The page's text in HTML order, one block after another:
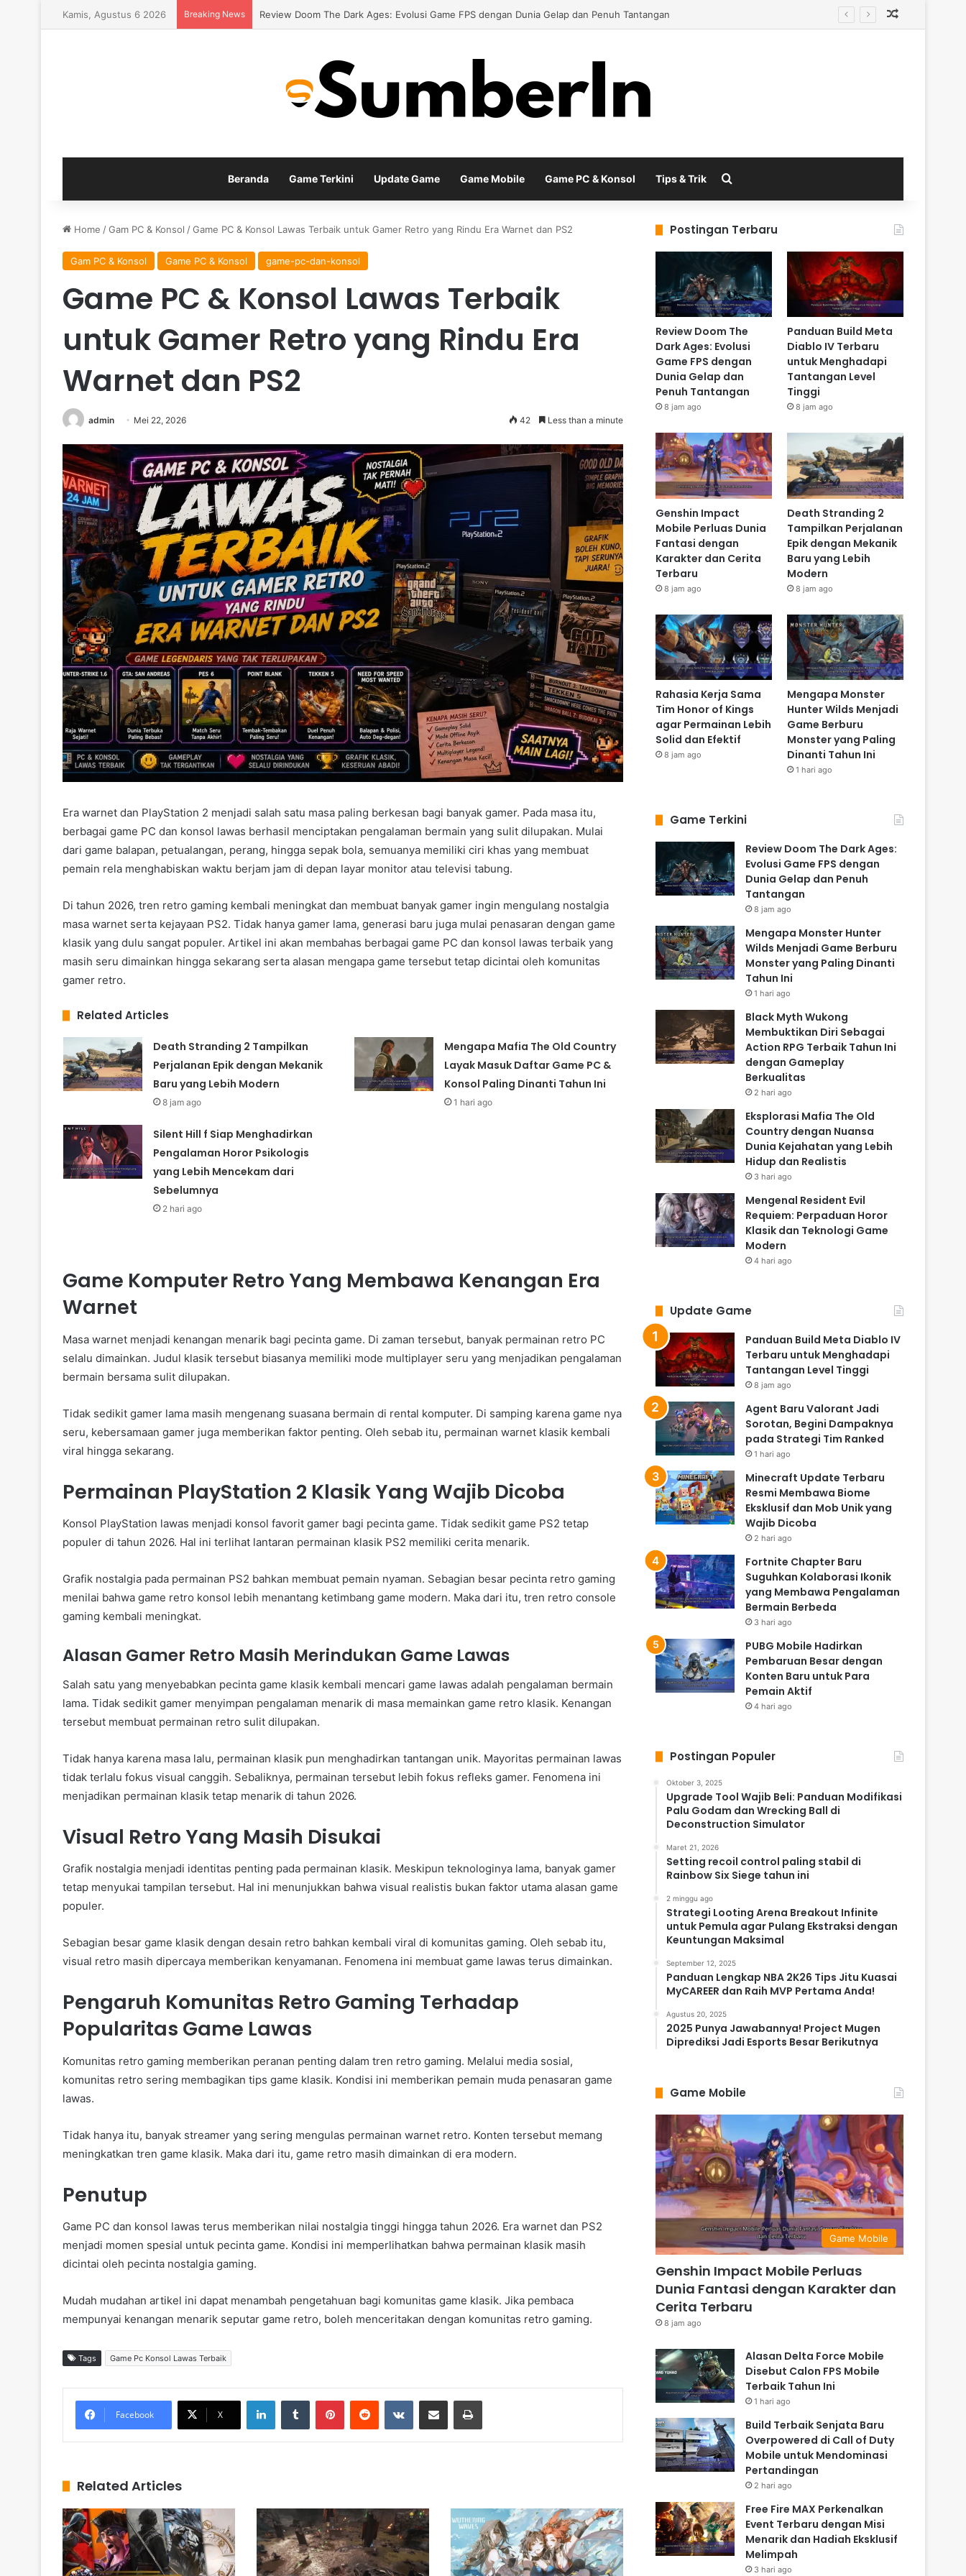
Kamis, Agustus 6 2026 Breaking News Panduan Build Meta Diablo IV Terbaru untuk Menghadapi Tantangan Level Tinggi
Beranda Game Terkini Update Game Game Mobile Game PC & Konsol Tips & Trik
Home /Gam PC & Konsol /Game PC & Konsol Lawas Terbaik untuk Gamer Retro yang Rindu Era Warnet dan PS2
Gam PC & Konsol Game PC & Konsol game-pc-dan-konsol
Game PC & Konsol Lawas Terbaik
untuk Gamer Retro yang Rindu Era
Warnet dan PS2
admin Mei 22, 2026 42 Less than a minute
Era warnet dan PlayStation 2 menjadi salah satu masa paling berkesan bagi banyak gamer. Pada masa itu,
berbagai game PC dan konsol lawas berhasil menciptakan pengalaman bermain yang sulit dilupakan. Mulai
dari game balapan, petualangan, perang, hingga sepak bola, semuanya memiliki ciri khas yang membuat
pemain rela menghabiskan waktu berjam jam di depan layar monitor atau televisi tabung.
Di tahun 2026, tren retro gaming kembali meningkat dan membuat banyak gamer ingin mengulang nostalgia
masa warnet serta kejayaan PS2. Tidak hanya gamer lama, generasi baru juga mulai penasaran dengan game
klasik yang dulu sangat populer. Artikel ini akan membahas berbagai game PC dan konsol lawas terbaik yang
masih seru dimainkan hingga sekarang serta alasan mengapa game tersebut tetap dicintai oleh komunitas
gamer retro.
Related Articles
Death Stranding 2 Tampilkan
Perjalanan Epik dengan Mekanik
Baru yang Lebih Modern
8 jam ago
Mengapa Mafia The Old Country
Layak Masuk Daftar Game PC &
Konsol Paling Dinanti Tahun Ini
1 hari ago
Silent Hill f Siap Menghadirkan
Pengalaman Horor Psikologis
yang Lebih Mencekam dari
Sebelumnya
2 hari ago
Game Komputer Retro Yang Membawa Kenangan Era
Warnet
Masa warnet menjadi kenangan menarik bagi pecinta game. Di zaman tersebut, banyak permainan retro PC
selalu dimainkan. Judul klasik tersebut biasanya memiliki mode multiplayer seru yang menjadikan pengalaman
bermain bersama sulit dilupakan.
Tidak sedikit gamer lama masih mengenang suasana bermain di rental komputer. Di samping karena game nya
seru, kebersamaan gamer juga memberikan faktor penting. Oleh sebab itu, permainan warnet klasik kembali
viral hingga sekarang.
Permainan PlayStation 2 Klasik Yang Wajib Dicoba
Konsol PlayStation lawas menjadi konsol favorit gamer bagi pecinta game. Tidak sedikit game PS2 tetap
populer di tahun 2026. Hal ini terlihat lantaran permainan klasik PS2 memiliki cerita menarik.
Grafik nostalgia pada permainan PS2 bahkan membuat pemain nyaman. Sebagian besar pecinta retro gaming
menilai bahwa game retro konsol lebih menantang ketimbang game modern. Maka dari itu, tren retro console
gaming kembali meningkat.
Alasan Gamer Retro Masih Merindukan Game Lawas
Salah satu yang menyebabkan pecinta game klasik kembali mencari game lawas adalah pengalaman bermain
lama. Tidak sedikit gamer menyimpan pengalaman menarik di masa memainkan game retro klasik. Kenangan
tersebut membuat permainan retro sulit dilupakan.
Tidak hanya karena masa lalu, permainan klasik pun menghadirkan tantangan unik. Mayoritas permainan lawas
tidak terlalu fokus visual canggih. Sebaliknya, permainan tersebut lebih fokus refleks gamer. Fenomena ini
menjadikan permainan klasik tetap menarik di tahun 2026.
Visual Retro Yang Masih Disukai
Grafik nostalgia menjadi identitas penting pada permainan klasik. Meskipun teknologinya lama, banyak gamer
tetap menyukai tampilan tersebut. Hal ini menunjukkan bahwa visual realistis bukan faktor utama alasan game
populer.
Sebagian besar game klasik dengan desain retro bahkan kembali viral di komunitas gaming. Oleh sebab itu,
visual retro masih dipercaya memberikan kenyamanan. Fenomena ini membuat game lawas terus dimainkan.
Pengaruh Komunitas Retro Gaming Terhadap
Popularitas Game Lawas
Komunitas retro gaming memberikan peranan penting dalam tren retro gaming. Melalui media sosial,
komunitas retro sering membagikan tips game klasik. Kondisi ini memberikan pemain muda penasaran game
lawas.
Tidak hanya itu, banyak streamer yang sering mengulas permainan warnet retro. Konten tersebut memang
meningkatkan tren game klasik. Maka dari itu, game retro masih dimainkan di era modern.
Penutup
Game PC dan konsol lawas terus memberikan nilai nostalgia tinggi hingga tahun 2026. Era warnet dan PS2
menjadi momen spesial untuk pecinta game. Kondisi ini memperlihatkan bahwa permainan klasik masih
dicintai oleh pecinta nostalgia gaming.
Mudah mudahan artikel ini dapat menambah pengetahuan bagi komunitas game klasik. Jika pembaca
mempunyai kenangan menarik seputar game retro, boleh menceritakan dengan komunitas retro gaming.
Tags Game Pc Konsol Lawas Terbaik
Facebook X
Related Articles
Postingan Terbaru
Review Doom The
Dark Ages: Evolusi
Game FPS dengan
Dunia Gelap dan
Penuh Tantangan
8 jam ago
Panduan Build Meta
Diablo IV Terbaru
untuk Menghadapi
Tantangan Level
Tinggi
8 jam ago
Genshin Impact
Mobile Perluas Dunia
Fantasi dengan
Karakter dan Cerita
Terbaru
8 jam ago
Death Stranding 2
Tampilkan Perjalanan
Epik dengan Mekanik
Baru yang Lebih
Modern
8 jam ago
Rahasia Kerja Sama
Tim Honor of Kings
agar Permainan Lebih
Solid dan Efektif
8 jam ago
Mengapa Monster
Hunter Wilds Menjadi
Game Berburu
Monster yang Paling
Dinanti Tahun Ini
1 hari ago
Game Terkini
Review Doom The Dark Ages:
Evolusi Game FPS dengan
Dunia Gelap dan Penuh
Tantangan
8 jam ago
Mengapa Monster Hunter
Wilds Menjadi Game Berburu
Monster yang Paling Dinanti
Tahun Ini
1 hari ago
Black Myth Wukong
Membuktikan Diri Sebagai
Action RPG Terbaik Tahun Ini
dengan Gameplay
Berkualitas
2 hari ago
Eksplorasi Mafia The Old
Country dengan Nuansa
Dunia Kejahatan yang Lebih
Hidup dan Realistis
3 hari ago
Mengenal Resident Evil
Requiem: Perpaduan Horor
Klasik dan Teknologi Game
Modern
4 hari ago
Update Game
Panduan Build Meta Diablo IV
Terbaru untuk Menghadapi
Tantangan Level Tinggi
8 jam ago
Agent Baru Valorant Jadi
Sorotan, Begini Dampaknya
pada Strategi Tim Ranked
1 hari ago
Minecraft Update Terbaru
Resmi Membawa Biome
Eksklusif dan Mob Unik yang
Wajib Dicoba
2 hari ago
Fortnite Chapter Baru
Suguhkan Kolaborasi Ikonik
yang Membawa Pengalaman
Bermain Berbeda
3 hari ago
PUBG Mobile Hadirkan
Pembaruan Besar dengan
Konten Baru untuk Para
Pemain Aktif
4 hari ago
Postingan Populer
Oktober 3, 2025
Upgrade Tool Wajib Beli: Panduan Modifikasi
Palu Godam dan Wrecking Ball di
Deconstruction Simulator
Maret 21, 2026
Setting recoil control paling stabil di
Rainbow Six Siege tahun ini
2 minggu ago
Strategi Looting Arena Breakout Infinite
untuk Pemula agar Pulang Ekstraksi dengan
Keuntungan Maksimal
September 12, 2025
Panduan Lengkap NBA 2K26 Tips Jitu Kuasai
MyCAREER dan Raih MVP Pertama Anda!
Agustus 20, 2025
2025 Punya Jawabannya! Project Mugen
Diprediksi Jadi Esports Besar Berikutnya
Game Mobile
Game Mobile
Genshin Impact Mobile Perluas
Dunia Fantasi dengan Karakter dan
Cerita Terbaru
8 jam ago
Alasan Delta Force Mobile
Disebut Calon FPS Mobile
Terbaik Tahun Ini
1 hari ago
Build Terbaik Senjata Baru
Overpowered di Call of Duty
Mobile untuk Mendominasi
Pertandingan
2 hari ago
Free Fire MAX Perkenalkan
Event Terbaru dengan Misi
Menarik dan Hadiah Eksklusif
Melimpah
3 hari ago